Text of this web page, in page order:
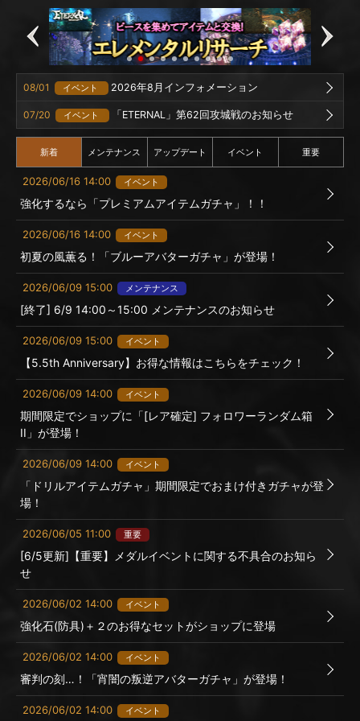
08/01 イベント 2026年8月インフォメーション
07/20 イベント 「ETERNAL」第62回攻城戦のお知らせ
新着 メンテナンス アップデート イベント 重要
2026/06/16 14:00 イベント
強化するなら「プレミアムアイテムガチャ」！！
2026/06/16 14:00 イベント
初夏の風薫る！「ブルーアバターガチャ」が登場！
2026/06/09 15:00 メンテナンス
[終了] 6/9 14:00～15:00 メンテナンスのお知らせ
2026/06/09 15:00 イベント
【5.5th Anniversary】お得な情報はこちらをチェック！
2026/06/09 14:00 イベント
期間限定でショップに「[レア確定] フォロワーランダム箱
II」が登場！
2026/06/09 14:00 イベント
「ドリルアイテムガチャ」期間限定でおまけ付きガチャが登
場！
2026/06/05 11:00 重要
[6/5更新]【重要】メダルイベントに関する不具合のお知ら
せ
2026/06/02 14:00 イベント
強化石(防具)＋２のお得なセットがショップに登場
2026/06/02 14:00 イベント
審判の刻…！「宵闇の叛逆アバターガチャ」が登場！
2026/06/02 14:00 イベント